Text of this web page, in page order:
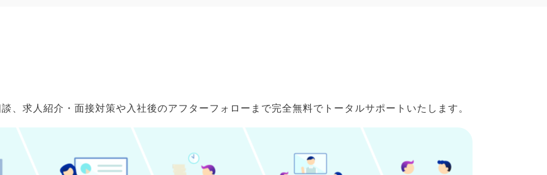
、求人紹介・面接対策や入社後のアフターフォローまで完全無料でトータルサポートいたします。